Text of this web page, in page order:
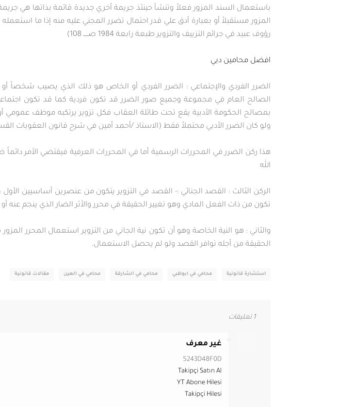
باستعمال السند المزور فعلاً وتنشأ حينئذ جريمة أخري جديدة قائمة بذاتها هي
المزور مستقبلاً أو بعبارة أدق علي قدر احتمال تضرر المجني عليه منه إذا ما
رؤوف عبيد في جرائم التزييف والتزوير طبعة رابعة 1984 صـــــ 108)
افضل محامين دبي
الضرر الفردي والإجتماعي : الضرر الفردي أو الخاص هو ذلك الذي يصيب شخصاً أو
بمصالح الحكومة الأدبية يقع تحت طائلة العقاب فكل تزوير يرتكبه موظف
ولو كان الضرر الأدبي محتملاً فقط (الاستاذ /أحمد أمين في شرح قانون العقوبات القسم الخاص
هذا ركن الضرر في المحررات الرسمية أما في المحررات العرفية فيقتضي الأمر
الله
الركن الثالث : القصد الجنائي :- القصد في التزوير يتكون من عنصرين أساسيين
تكون من ذات الفعل المادي وهو تغيير الحقيقة في محرر والأثر الضار الذي ينجم عنه
والثاني : هو النية الخاصة وهو أن تكون نية الجاني من التزوير استعمال المحرر
الحقيقة من أجله توافر القصد ولو لم يحصل الاستعمال.
استشارة قانونية محامي في ابوظبي محامي في الشارقة محامي في العين مقالات قانونية
1 تعليقات
غير معرف
5243D48F0D
Takipçi Satın Al
YT Abone Hilesi
Takipçi Hilesi